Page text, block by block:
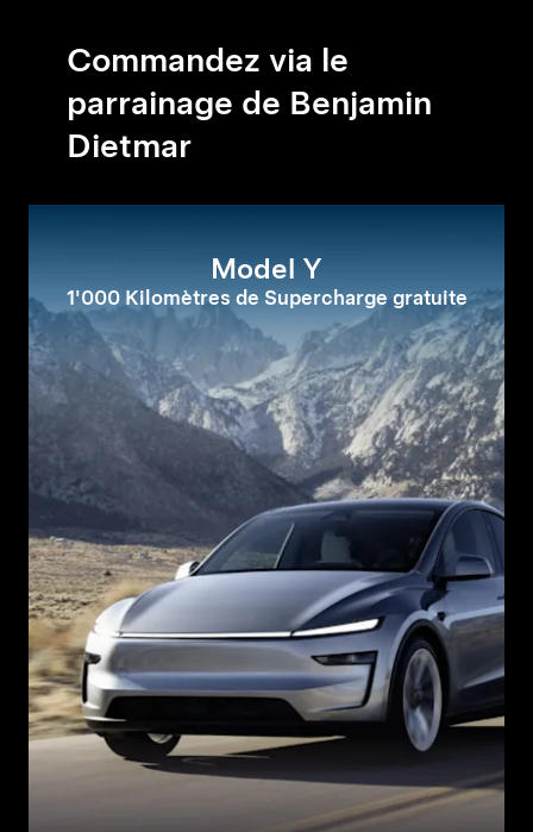
Commandez via le
parrainage de Benjamin
Dietmar
Model Y
1'000 Kilomètres de Supercharge gratuite